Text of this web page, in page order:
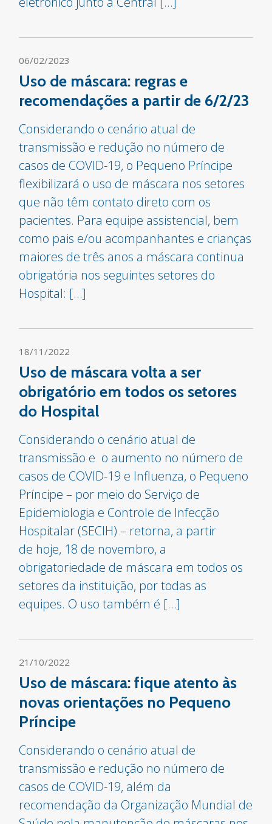
06/02/2023
Uso de máscara: regras e
recomendações a partir de 6/2/23
Considerando o cenário atual de
transmissão e redução no número de
casos de COVID-19, o Pequeno Príncipe
flexibilizará o uso de máscara nos setores
que não têm contato direto com os
pacientes. Para equipe assistencial, bem
como pais e/ou acompanhantes e crianças
maiores de três anos a máscara continua
obrigatória nos seguintes setores do
Hospital: […]
18/11/2022
Uso de máscara volta a ser
obrigatório em todos os setores
do Hospital
Considerando o cenário atual de
transmissão e o aumento no número de
casos de COVID-19 e Influenza, o Pequeno
Príncipe – por meio do Serviço de
Epidemiologia e Controle de Infecção
Hospitalar (SECIH) – retorna, a partir
de hoje, 18 de novembro, a
obrigatoriedade de máscara em todos os
setores da instituição, por todas as
equipes. O uso também é […]
21/10/2022
Uso de máscara: fique atento às
novas orientações no Pequeno
Príncipe
Considerando o cenário atual de
transmissão e redução no número de
casos de COVID-19, além da
recomendação da Organização Mundial de